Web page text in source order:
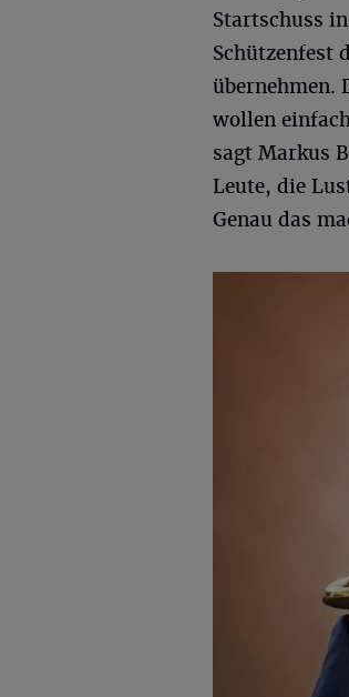
Startschuss
Schützenfest
übernehmen.
wollen
sagt Markus
Leute, die
Genau das